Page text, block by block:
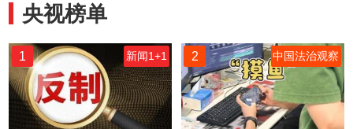
央视榜单
1 新闻1+1 2 中国法治观察